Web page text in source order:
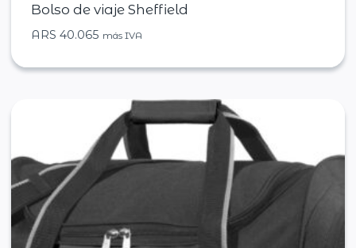
Bolso de viaje Sheffield
ARS 40.065 más IVA